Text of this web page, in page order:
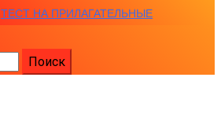
ТЕСТ НА ПРИЛАГАТЕЛЬНЫЕ